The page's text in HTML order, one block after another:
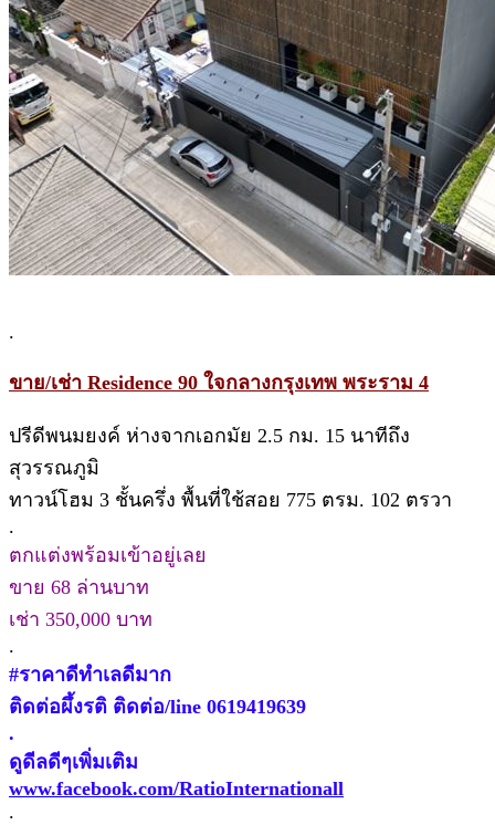
.
ขาย/เช่า Residence 90 ใจกลางกรุงเทพ พระราม 4
ปรีดีพนมยงค์ ห่างจากเอกมัย 2.5 กม. 15 นาทีถึง
สุวรรณภูมิ
ทาวน์โฮม 3 ชั้นครึ่ง พื้นที่ใช้สอย 775 ตรม. 102 ตรวา
.
ตกแต่งพร้อมเข้าอยู่เลย
ขาย 68 ล่านบาท
เช่า 350,000 บาท
.
#ราคาดีทำเลดีมาก
ติดต่อผึ้งรติ ติดต่อ/line 0619419639
.
ดูดีลดีๆเพิ่มเติม
www.facebook.com/RatioInternationall
.